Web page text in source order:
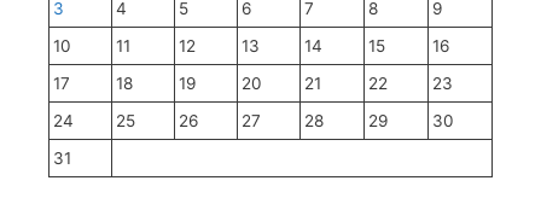
3
4 5 6 7 8
9
10
11 12 13 14 15
16
17
18 19 20 21 22
23
24
25 26 27 28 29
30
31